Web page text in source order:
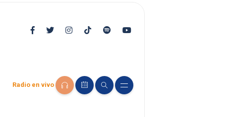
Radio en vivo